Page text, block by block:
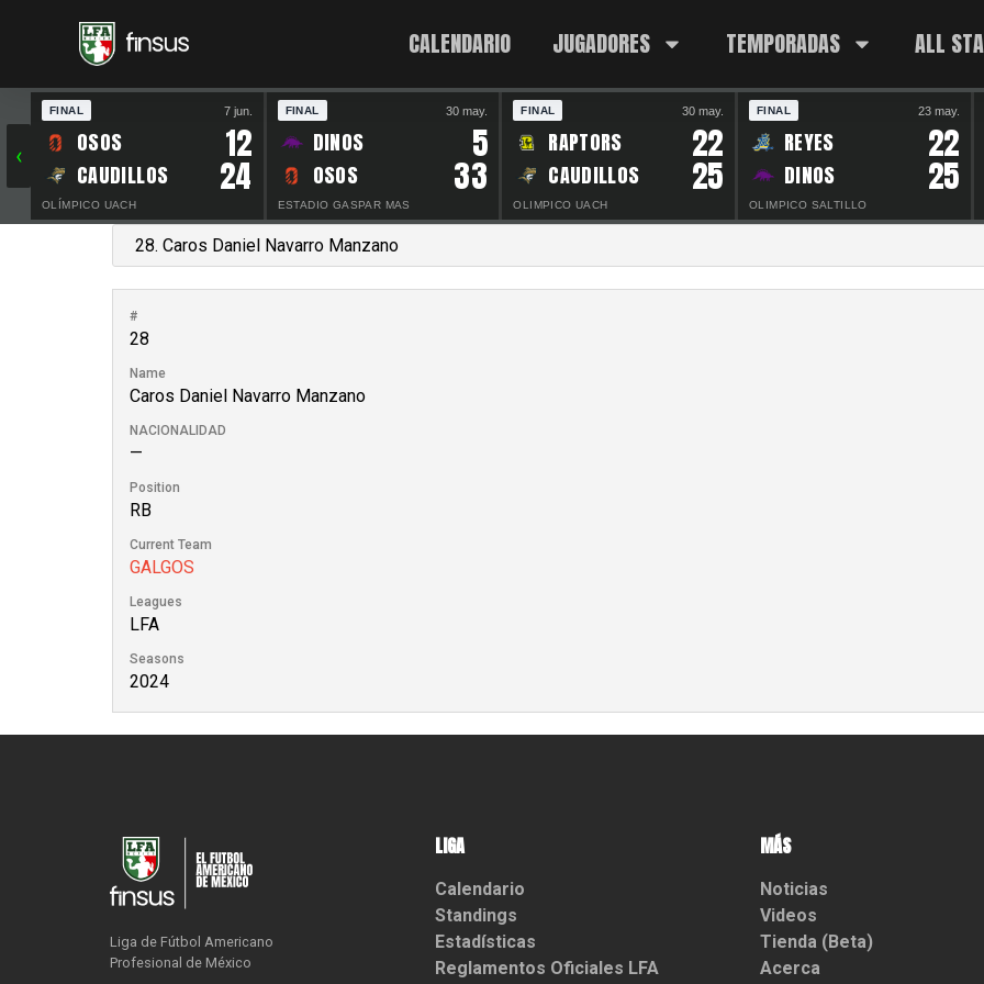
CALENDARIO JUGADORES TEMPORADAS ALL
‹
FINAL 7 jun.
OSOS 12
CAUDILLOS 24
OLÍMPICO UACH
FINAL 30 may.
DINOS 5
OSOS 33
ESTADIO GASPAR MAS
FINAL 30 may.
RAPTORS 22
CAUDILLOS 25
OLIMPICO UACH
FINAL 23 may.
REYES 22
DINOS 25
OLIMPICO SALTILLO
#
28
Name
Caros Daniel Navarro Manzano
NACIONALIDAD
—
Position
RB
Current Team
GALGOS
Leagues
LFA
Seasons
2024
Liga de Fútbol Americano
Profesional de México
LIGA
Calendario
Standings
Estadísticas
Reglamentos Oficiales LFA
MÁS
Noticias
Videos
Tienda (Beta)
Acerca